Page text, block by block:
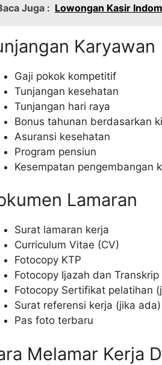
Juga : Lowongan Kasir
Karyawan
Gaji pokok kompetitif
Tunjangan kesehatan
Tunjangan hari raya
Bonus tahunan berdasarkan
Asuransi kesehatan
Program pensiun
Kesempatan pengembangan
Lamaran
Surat lamaran kerja
Curriculum Vitae (CV)
Fotocopy KTP
Fotocopy Ijazah dan Transkrip
Fotocopy Sertifikat pelatihan
Surat referensi kerja (jika ada)
Pas foto terbaru
Melamar Kerja